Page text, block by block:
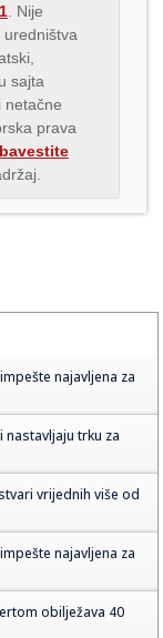
. Nije
sajta
netačne
prava
najavljena za
nastavljaju trku za
vrijednih više od
najavljena za
obilježava 40